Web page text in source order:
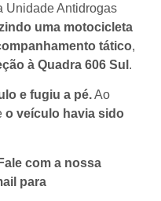
Unidade Antidrogas
uma motocicleta
tático,
à Quadra 606 Sul .
e fugiu a pé.Ao
o veículo havia sido
com a nossa
para